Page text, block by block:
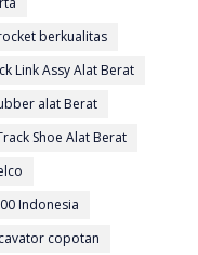
berkualitas
Link Assy Alat Berat
alat Berat
Shoe Alat Berat
Indonesia
copotan